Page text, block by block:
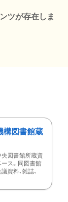
ツが存在しま
構図書館蔵
図書館所蔵資
ス。同図書館
資料、雑誌、